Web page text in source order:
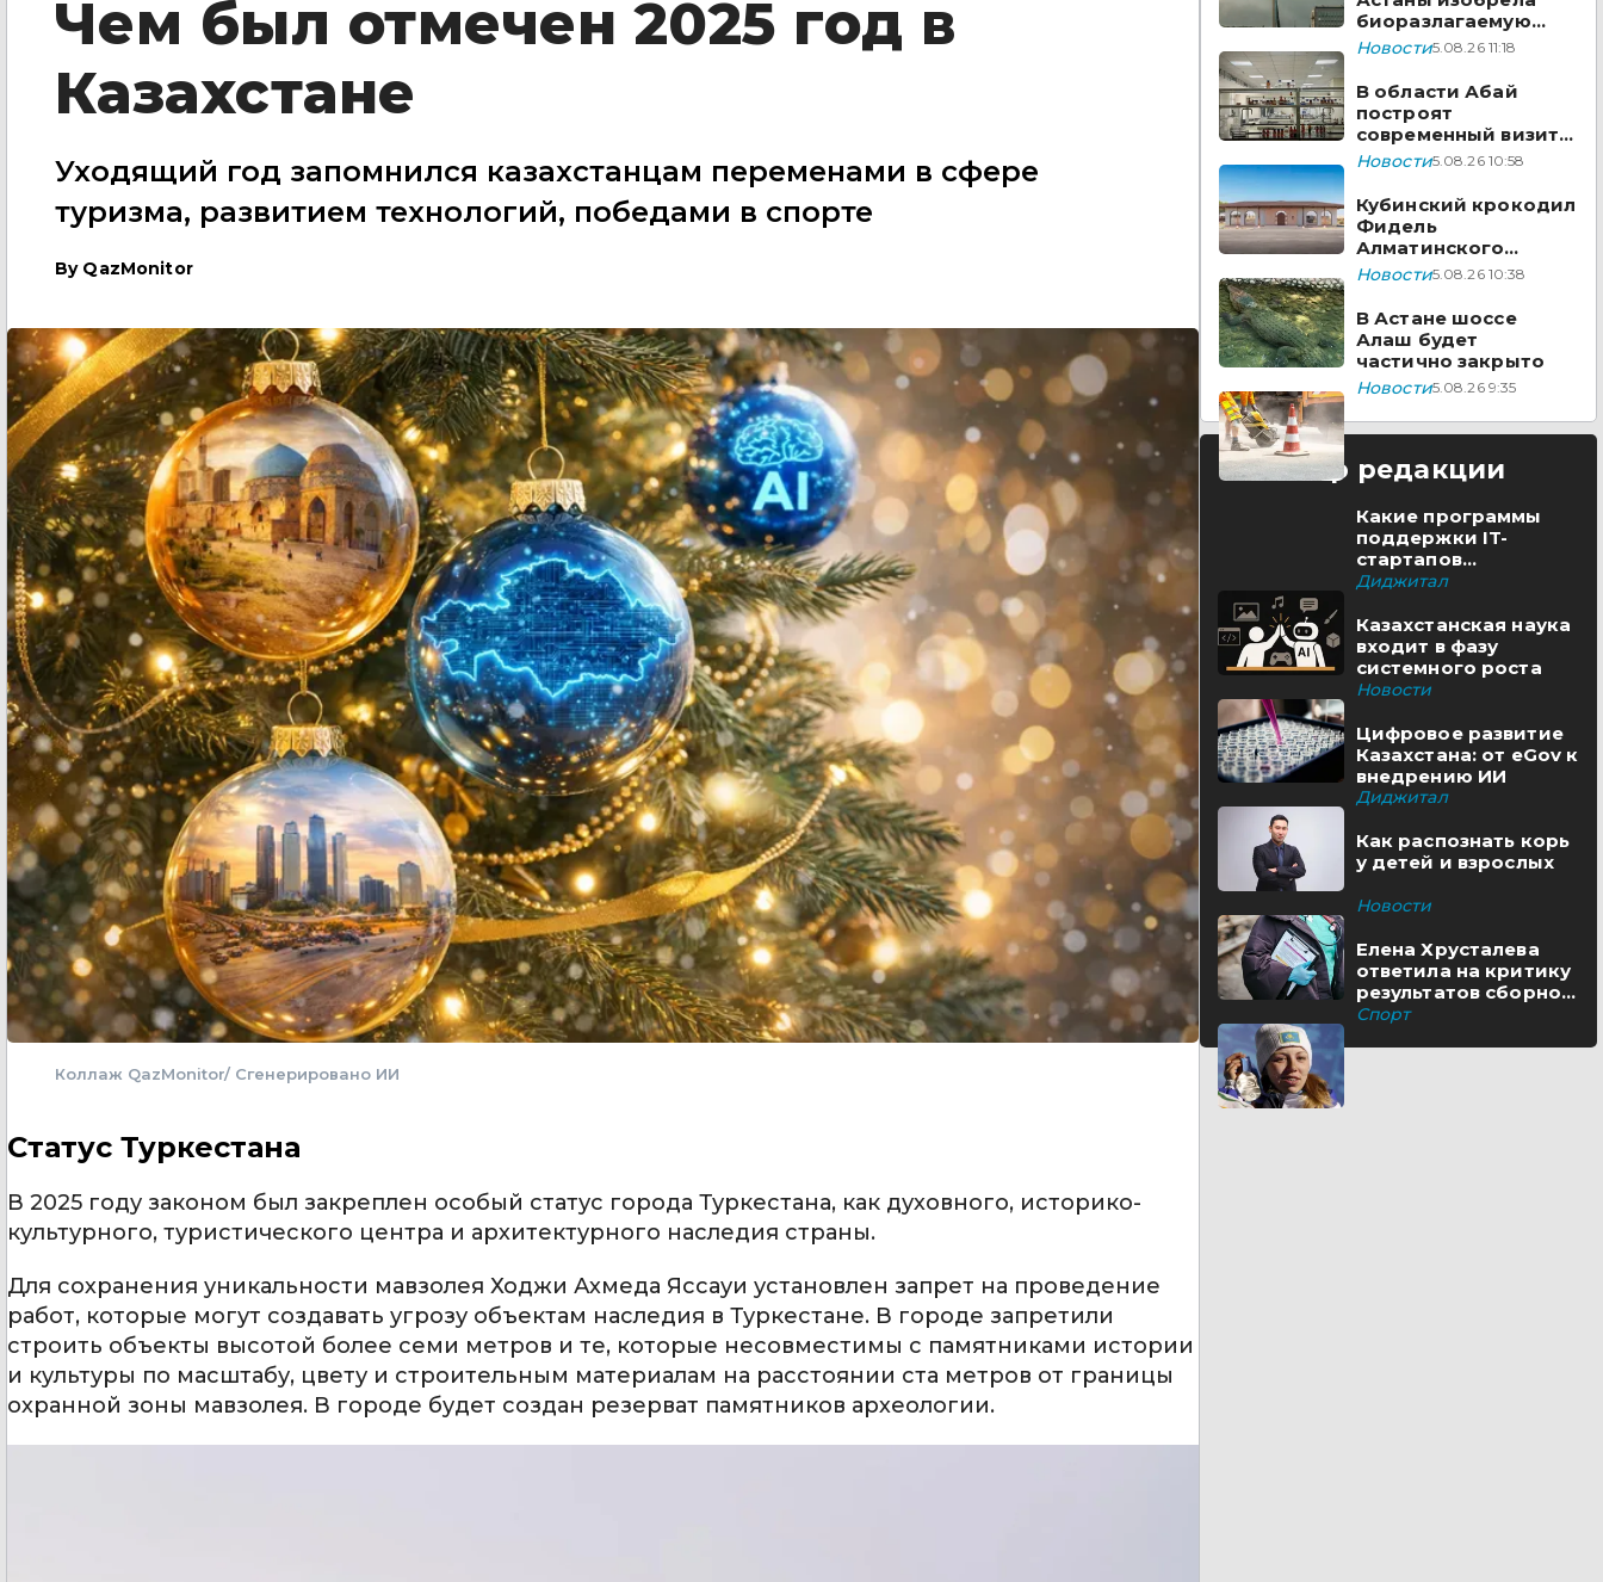
Чем был отмечен 2025 год в
Казахстане
Уходящий год запомнился казахстанцам переменами в сфере
туризма, развитием технологий, победами в спорте
By QazMonitor
Коллаж QazMonitor/ Сгенерировано ИИ
Статус Туркестана
В 2025 году законом был закреплен особый статус города Туркестана, как духовного, историко-
культурного, туристического центра и архитектурного наследия страны.
Для сохранения уникальности мавзолея Ходжи Ахмеда Яссауи установлен запрет на проведение
работ, которые могут создавать угрозу объектам наследия в Туркестане. В городе запретили
строить объекты высотой более семи метров и те, которые несовместимы с памятниками истории
и культуры по масштабу, цвету и строительным материалам на расстоянии ста метров от границы
охранной зоны мавзолея. В городе будет создан резерват памятников археологии.
биоразлагаемую
бумагу из травы
Новости5.08.26 11:18
В области Абай
построят
современный визит-
центр
Новости5.08.26 10:58
Кубинский крокодил
Фидель
Алматинского
зоопарка отметил
Новости5.08.26 10:38
В Астане шоссе
Алаш будет
частично закрыто
Новости5.08.26 9:35
Выбор редакции
Какие программы
поддержки IT-
стартапов
реализуются в
Диджитал
Казахстанская наука
входит в фазу
системного роста
Новости
Цифровое развитие
Казахстана: от eGov к
внедрению ИИ
Диджитал
Как распознать корь
у детей и взрослых
Новости
Елена Хрусталева
ответила на критику
результатов сборной
Казахстана
Спорт